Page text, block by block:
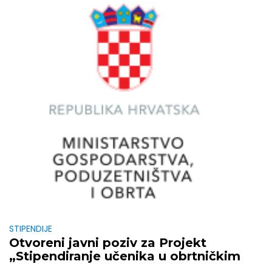
STIPENDIJE
Otvoreni javni poziv za Projekt
„Stipendiranje učenika u obrtničkim